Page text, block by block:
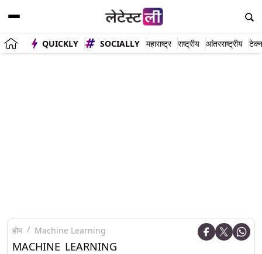
QUICKLY SOCIALLY महाराष्ट्र राष्ट्रीय आंतरराष्ट्रीय
होम Machine Learning
MACHINE LEARNING